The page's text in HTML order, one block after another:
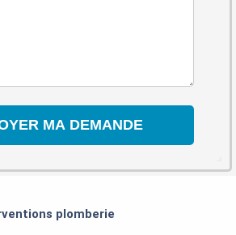
plomberie